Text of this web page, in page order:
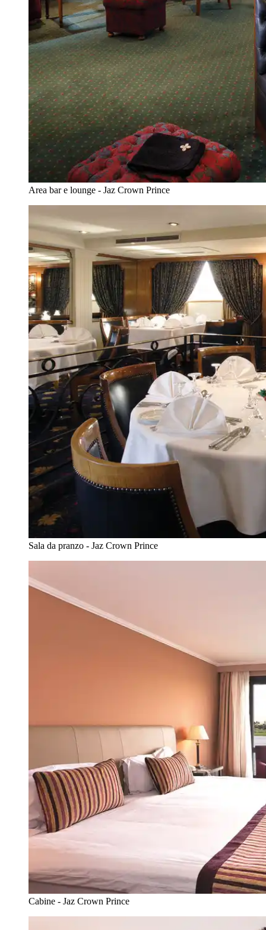
Area bar e lounge - Jaz Crown Prince
Sala da pranzo - Jaz Crown Prince
Cabine - Jaz Crown Prince